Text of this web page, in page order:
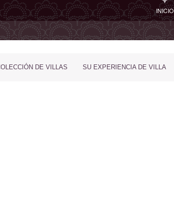
INICIO
DE VILLAS SU EXPERIENCIA DE VILLA